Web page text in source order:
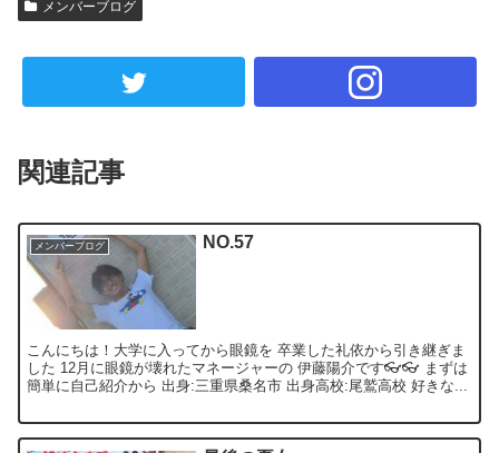
メンバーブログ
関連記事
メンバーブログ NO.57
こんにちは！大学に入ってから眼鏡を 卒業した礼依から引き継ぎま
した 12月に眼鏡が壊れたマネージャーの 伊藤陽介です👓👓 まずは
簡単に自己紹介から 出身:三重県桑名市 出身高校:尾鷲高校 好きな...